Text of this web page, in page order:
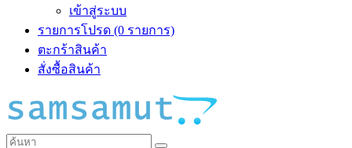
เข้าสู่ระบบ
รายการโปรด (0 รายการ)
ตะกร้าสินค้า
สั่งซื้อสินค้า